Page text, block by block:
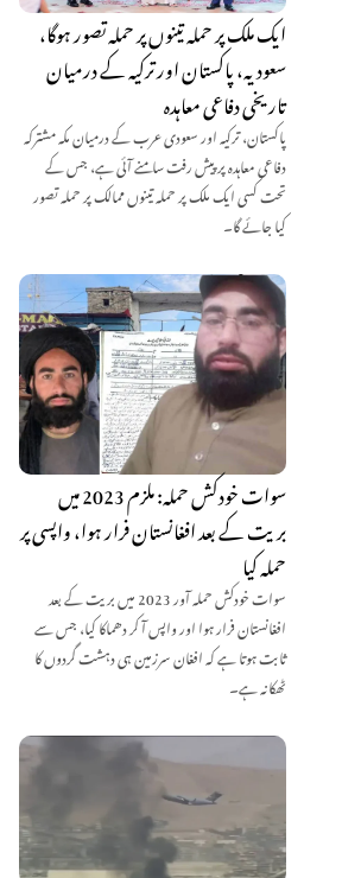
ایک ملک پر حملہ تینوں پر حملہ تصور ہوگا،
سعودیہ، پاکستان اور ترکیہ کے درمیان
تاریخی دفاعی معاہدہ
پاکستان، ترکیہ اور سعودی عرب کے درمیان مکہ مشترکہ
دفاعی معاہدہ پر پیش رفت سامنے آئی ہے، جس کے
تحت کسی ایک ملک پر حملہ تینوں ممالک پر حملہ تصور
کیا جائے گا۔
سوات خودکش حملہ: ملزم 2023 میں
بریت کے بعد افغانستان فرار ہوا، واپسی پر
حملہ کیا
سوات خودکش حملہ آور 2023 میں بریت کے بعد
افغانستان فرار ہوا اور واپس آ کر دھماکا کیا، جس سے
ثابت ہوتا ہے کہ افغان سرزمین ہی دہشت گردوں کا
ٹھکانہ ہے۔